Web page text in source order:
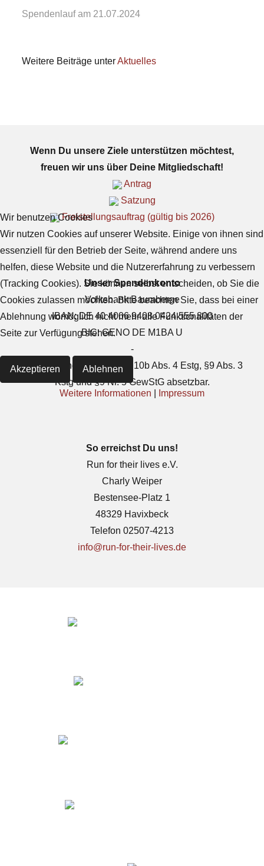
Spendenlauf am 21.07.2024
Weitere Beiträge unterAktuelles
Wenn Du unsere Ziele unterstützen möchtest,
freuen wir uns über Deine Mitgliedschaft!
Antrag
Satzung
Freistellungsauftrag (gültig bis 2026)
Unser Spendenkonto
Volksbank Baumberge
IBAN: DE 40 4006 9408 0424 555 800
BIC: GENO DE M1BA U
-
Deine Spende ist gemäß §10b Abs. 4 Estg, §9 Abs. 3
Kstg und §9 Nr. 5 GewStG absetzbar.
So erreichst Du uns!
Run for their lives e.V.
Charly Weiper
Bestensee-Platz 1
48329 Havixbeck
Telefon 02507-4213
info@run-for-their-lives.de
Wir benutzen Cookies
Wir nutzen Cookies auf unserer Website. Einige von ihnen sind
essenziell für den Betrieb der Seite, während andere uns
helfen, diese Website und die Nutzererfahrung zu verbessern
(Tracking Cookies). Sie können selbst entscheiden, ob Sie die
Cookies zulassen möchten. Bitte beachten Sie, dass bei einer
Ablehnung womöglich nicht mehr alle Funktionalitäten der
Seite zur Verfügung stehen.
Akzeptieren Ablehnen
Weitere Informationen Impressum